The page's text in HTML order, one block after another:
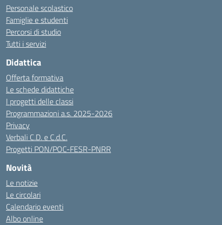
Personale scolastico
Famiglie e studenti
Percorsi di studio
Tutti i servizi
Didattica
Offerta formativa
Le schede didattiche
I progetti delle classi
Programmazioni a.s. 2025-2026
Privacy
Verbali C.D. e C.d.C.
Progetti PON/POC-FESR-PNRR
Novità
Le notizie
Le circolari
Calendario eventi
Albo online